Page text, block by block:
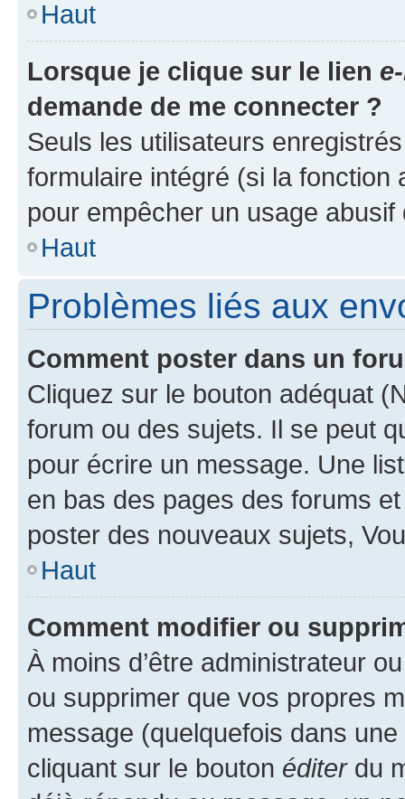
Haut
Lorsque je clique sur le lien
demande de me connecter ?
Seuls les utilisateurs
formulaire intégré (si la fonction
pour empêcher un usage
Haut
Problèmes liés aux
Comment poster dans un
Cliquez sur le bouton adéquat
forum ou des sujets. Il se peut
pour écrire un message. Une
en bas des pages des forums
poster des nouveaux sujets,
Haut
Comment modifier ou
À moins d’être administrateur
ou supprimer que vos propres
message (quelquefois dans
cliquant sur le bouton éditerdu